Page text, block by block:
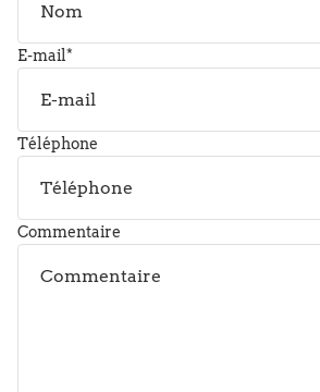
E-mail*
Téléphone
Commentaire